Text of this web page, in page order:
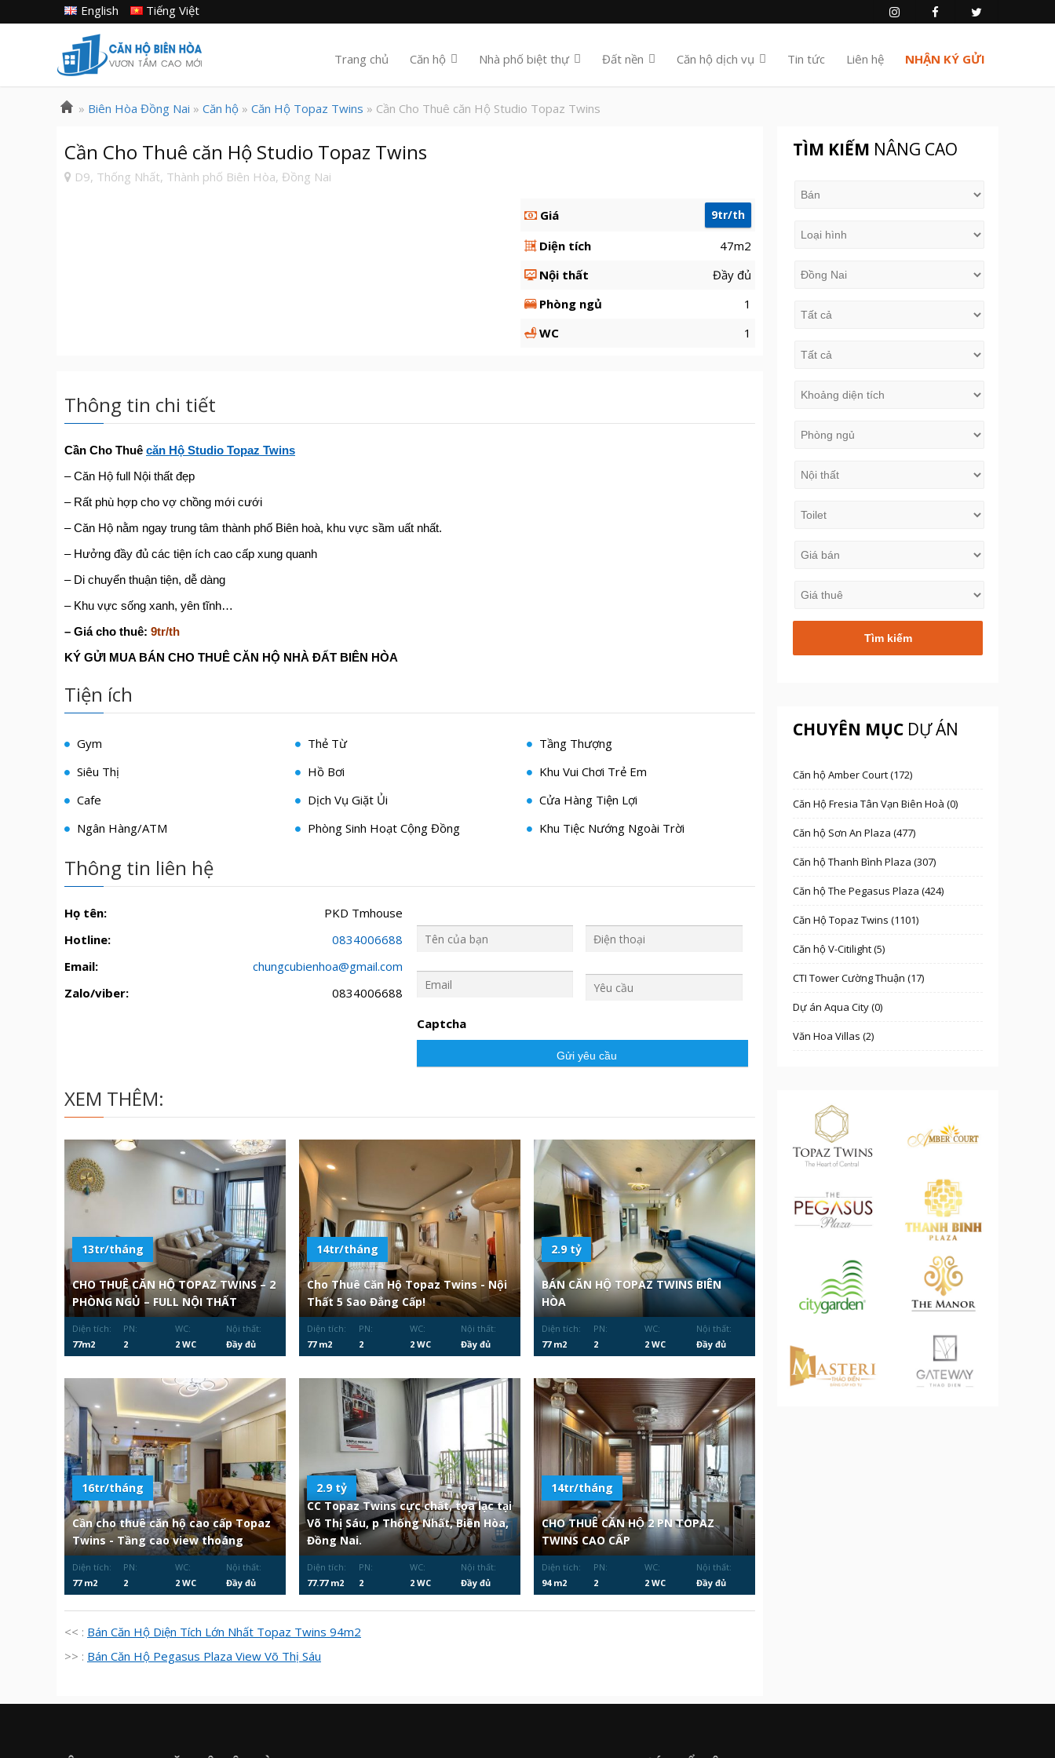
Tiếng Việt
English
Trang chủ Căn hộ Nhà phố biệt thự Đất nền Căn hộ dịch vụ Tin tức Liên hệ NHẬN KÝ GỬI
» Biên Hòa Đồng Nai » Căn hộ » Căn Hộ Topaz Twins » Cần Cho Thuê căn Hộ Studio Topaz Twins
Cần Cho Thuê căn Hộ Studio Topaz Twins
D9, Thống Nhất, Thành phố Biên Hòa, Đồng Nai
Giá 9tr/th
Diện tích
47m2
Nội thất
Đầy đủ
Phòng ngủ
1
WC
1
Thông tin chi tiết
Cần Cho Thuê căn Hộ Studio Topaz Twins
– Căn Hộ full Nội thất đẹp
– Rất phù hợp cho vợ chồng mới cưới
– Căn Hộ nằm ngay trung tâm thành phố Biên hoà, khu vực sầm uất nhất.
– Hưởng đầy đủ các tiện ích cao cấp xung quanh
– Di chuyển thuận tiện, dễ dàng
– Khu vực sống xanh, yên tĩnh…
– Giá cho thuê: 9tr/th
KÝ GỬI MUA BÁN CHO THUÊ CĂN HỘ NHÀ ĐẤT BIÊN HÒA
Tiện ích
Gym Thẻ Từ
Tầng Thượng
Siêu Thị
Hồ Bơi
Khu Vui Chơi Trẻ Em
Cafe
Dịch Vụ Giặt Ủi
Cửa Hàng Tiện Lợi
Ngân Hàng/ATM
Phòng Sinh Hoạt Cộng Đồng Khu Tiệc Nướng Ngoài Trời
Thông tin liên hệ
Họ tên:
PKD Tmhouse
Hotline:
0834006688
Email:
chungcubienhoa@gmail.com
Zalo/viber:
0834006688
Y
Captcha
XEM THÊM:
13tr/tháng
CHO THUÊ CĂN HỘ TOPAZ TWINS – 2
PHÒNG NGỦ – FULL NỘI THẤT
Diện tích:
77m2
PN:
2
WC:
2 WC
Nội thất:
Đầy đủ
14tr/tháng
Cho Thuê Căn Hộ Topaz Twins - Nội
Thất 5 Sao Đẳng Cấp!
Diện tích:
77 m2
PN:
2
WC:
2 WC
Nội thất:
Đầy đủ
2.9 tỷ
BÁN CĂN HỘ TOPAZ TWINS BIÊN
HÒA
Diện tích:
77 m2
PN:
2
WC:
2 WC
Nội thất:
Đầy đủ
16tr/tháng
Cần cho thuê căn hộ cao cấp Topaz
Twins - Tầng cao view thoáng
Diện tích:
77 m2
PN:
2
WC:
2 WC
Nội thất:
Đầy đủ
2.9 tỷ
CC Topaz Twins cực chất, tọa lạc tại
Võ Thị Sáu, p Thống Nhất, Biên Hòa,
Đồng Nai.
Diện tích:
77.77 m2
PN:
2
WC:
2 WC
Nội thất:
Đầy đủ
14tr/tháng
CHO THUÊ CĂN HỘ 2 PN TOPAZ
TWINS CAO CẤP
Diện tích:
94 m2
PN:
2
WC:
2 WC
Nội thất:
Đầy đủ
<< : Bán Căn Hộ Diện Tích Lớn Nhất Topaz Twins 94m2
>> : Bán Căn Hộ Pegasus Plaza View Võ Thị Sáu
TÌM KIẾM NÂNG CAO
CHUYÊN MỤC DỰ ÁN
Căn hộ Amber Court (172)
Căn Hộ Fresia Tân Vạn Biên Hoà (0)
Căn hộ Sơn An Plaza (477)
Căn hộ Thanh Bình Plaza (307)
Căn hộ The Pegasus Plaza (424)
Căn Hộ Topaz Twins (1101)
Căn hộ V-Citilight (5)
CTI Tower Cường Thuận (17)
Dự án Aqua City (0)
Văn Hoa Villas (2)